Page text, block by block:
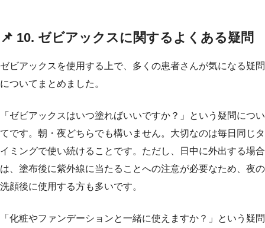
📌 10. ゼビアックスに関するよくある疑問
ゼビアックスを使用する上で、多くの患者さんが気になる疑問
についてまとめました。
「ゼビアックスはいつ塗ればいいですか？」という疑問につい
てです。朝・夜どちらでも構いません。大切なのは毎日同じタ
イミングで使い続けることです。ただし、日中に外出する場合
は、塗布後に紫外線に当たることへの注意が必要なため、夜の
洗顔後に使用する方も多いです。
「化粧やファンデーションと一緒に使えますか？」という疑問